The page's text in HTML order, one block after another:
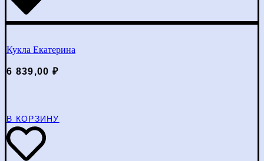
Кукла Екатерина
6 839,00 ₽
В КОРЗИНУ